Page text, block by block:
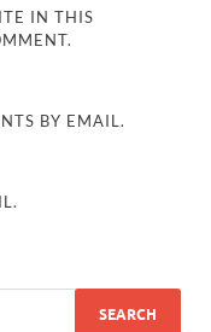
IN THIS
BY EMAIL.